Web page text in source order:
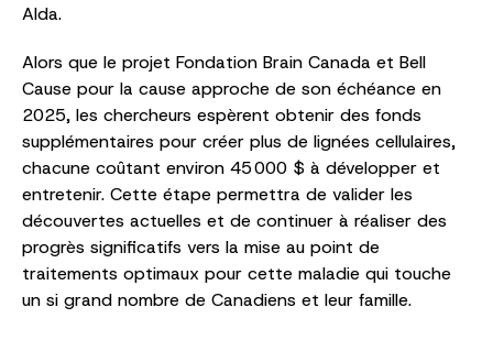
Alda.
Alors que le projet Fondation Brain Canada et Bell
Cause pour la cause approche de son échéance en
2025, les chercheurs espèrent obtenir des fonds
supplémentaires pour créer plus de lignées cellulaires,
chacune coûtant environ 45 000 $ à développer et
entretenir. Cette étape permettra de valider les
découvertes actuelles et de continuer à réaliser des
progrès significatifs vers la mise au point de
traitements optimaux pour cette maladie qui touche
un si grand nombre de Canadiens et leur famille.